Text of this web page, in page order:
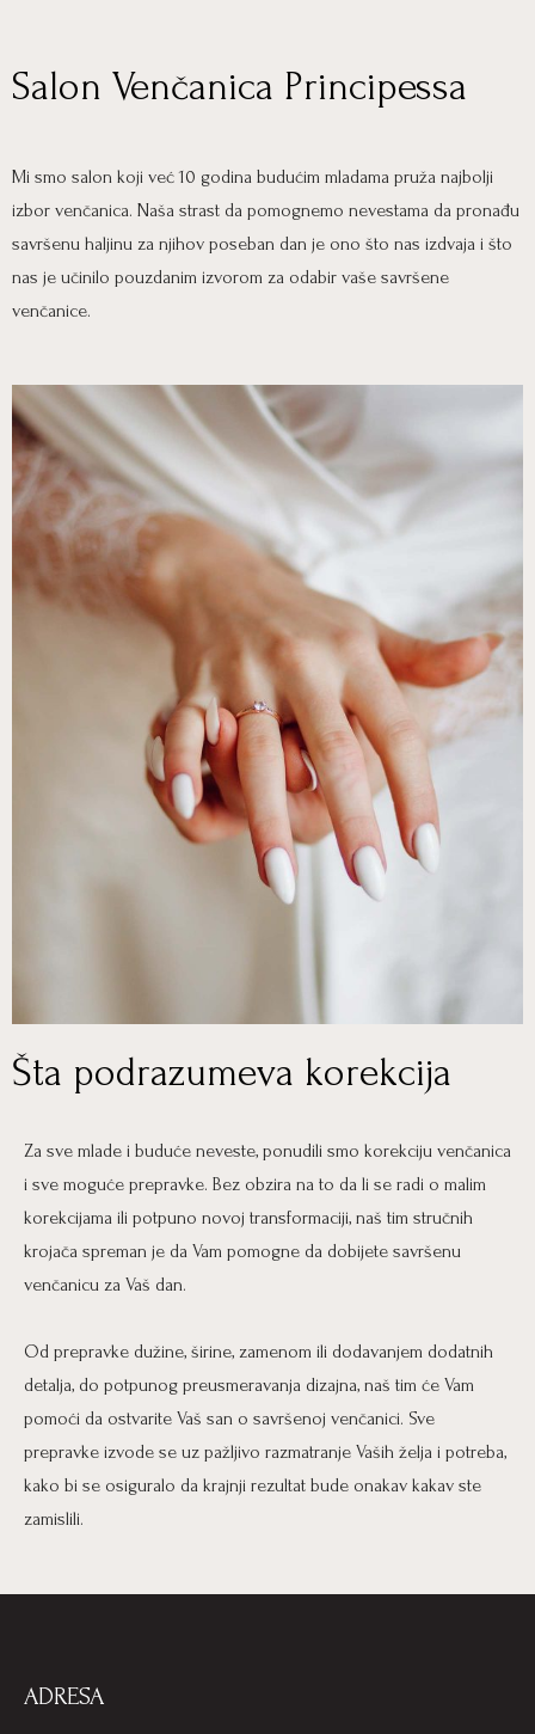
Salon Venčanica Principessa
Mi smo salon koji već 10 godina budućim mladama pruža najbolji
izbor venčanica. Naša strast da pomognemo nevestama da pronađu
savršenu haljinu za njihov poseban dan je ono što nas izdvaja i što
nas je učinilo pouzdanim izvorom za odabir vaše savršene
venčanice.
Šta podrazumeva korekcija
Za sve mlade i buduće neveste, ponudili smo korekciju venčanica
i sve moguće prepravke. Bez obzira na to da li se radi o malim
korekcijama ili potpuno novoj transformaciji, naš tim stručnih
krojača spreman je da Vam pomogne da dobijete savršenu
venčanicu za Vaš dan.
Od prepravke dužine, širine, zamenom ili dodavanjem dodatnih
detalja, do potpunog preusmeravanja dizajna, naš tim će Vam
pomoći da ostvarite Vaš san o savršenoj venčanici. Sve
prepravke izvode se uz pažljivo razmatranje Vaših želja i potreba,
kako bi se osiguralo da krajnji rezultat bude onakav kakav ste
zamislili.
ADRESA